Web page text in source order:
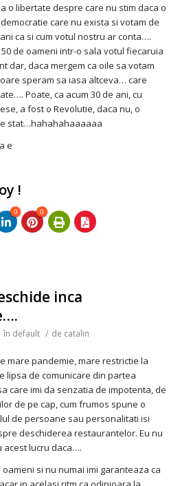
o libertate despre care nu stim daca o
care nu exista si votam de
ca si cum votul nostru ar conta….
de oameni intr-o sala votul fiecaruia
dar, daca mergem ca oile sa votam
speram sa iasa altceva… care
Poate, ca acum 30 de ani, cu
a fost o Revolutie, daca nu, o
stat…hahahahaaaaaa
e
!
0 0
inca
în default / de catalin
mare pandemie, mare restrictie la
lipsa de comunicare din partea
care imi da senzatia de impotenta, de
de pe cap, cum frumos spune o
de persoane sau personalitati isi
deschiderea restaurantelor. Eu nu
acest lucru daca….
oameni si nu numai imi garanteaza ca